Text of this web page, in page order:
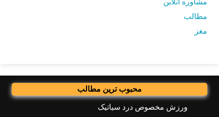
مشاوره آنلاین
مطالب
مغز
محبوب ترین مطالب
ورزش مخصوص درد سیاتیک